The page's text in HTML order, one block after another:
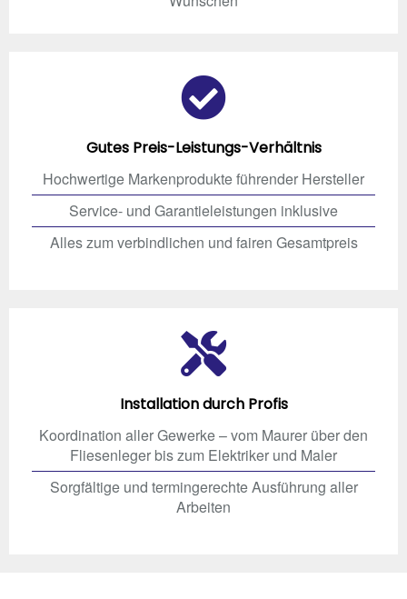
Gutes Preis-Leistungs-Verhältnis
Hochwertige Markenprodukte führender Hersteller
Service- und Garantieleistungen inklusive
Alles zum verbindlichen und fairen Gesamtpreis
Installation durch Profis
Koordination aller Gewerke – vom Maurer über den
Fliesenleger bis zum Elektriker und Maler
Sorgfältige und termingerechte Ausführung aller
Arbeiten